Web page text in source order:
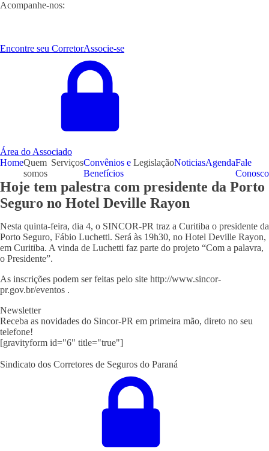
Acompanhe-nos:
Encontre seu CorretorAssocie-se
Área do Associado
HomeQuem
somos
ServiçosConvênios e
Benefícios
LegislaçãoNoticiasAgendaFale
Conosco
Hoje tem palestra com presidente da Porto
Seguro no Hotel Deville Rayon
Nesta quinta-feira, dia 4, o SINCOR-PR traz a Curitiba o presidente da
Porto Seguro, Fábio Luchetti. Será às 19h30, no Hotel Deville Rayon,
em Curitiba. A vinda de Luchetti faz parte do projeto “Com a palavra,
o Presidente”.
As inscrições podem ser feitas pelo site http://www.sincor-
pr.gov.br/eventos .
Newsletter
Receba as novidades do Sincor-PR em primeira mão, direto no seu
telefone!
[gravityform id="6" title="true"]
Sindicato dos Corretores de Seguros do Paraná